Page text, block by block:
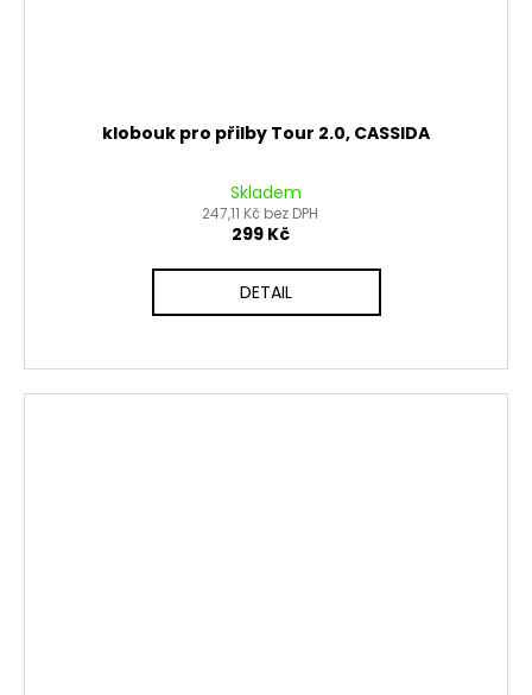
klobouk pro přilby Tour 2.0, CASSIDA
Skladem
247,11 Kč bez DPH
299 Kč
DETAIL